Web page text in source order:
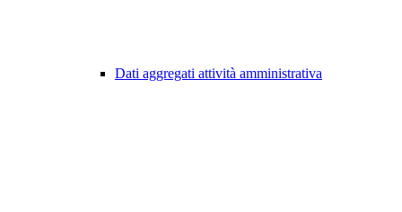
Dati aggregati attività amministrativa